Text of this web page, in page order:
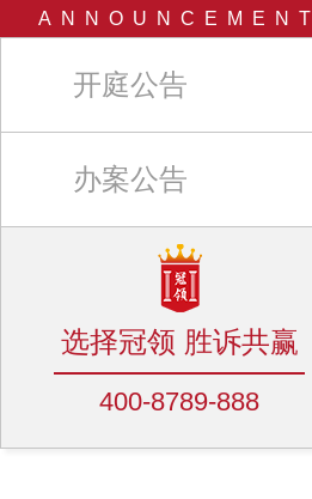
ANNOUNCEMENT
开庭公告
办案公告
选择冠领 胜诉共赢
400-8789-888